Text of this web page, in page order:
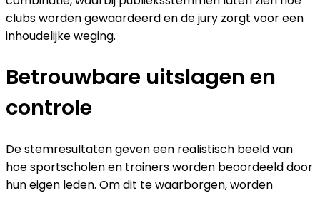
clubs worden gewaardeerd en de jury zorgt voor een
inhoudelijke weging.
Betrouwbare uitslagen en
controle
De stemresultaten geven een realistisch beeld van
hoe sportscholen en trainers worden beoordeeld door
hun eigen leden. Om dit te waarborgen, worden